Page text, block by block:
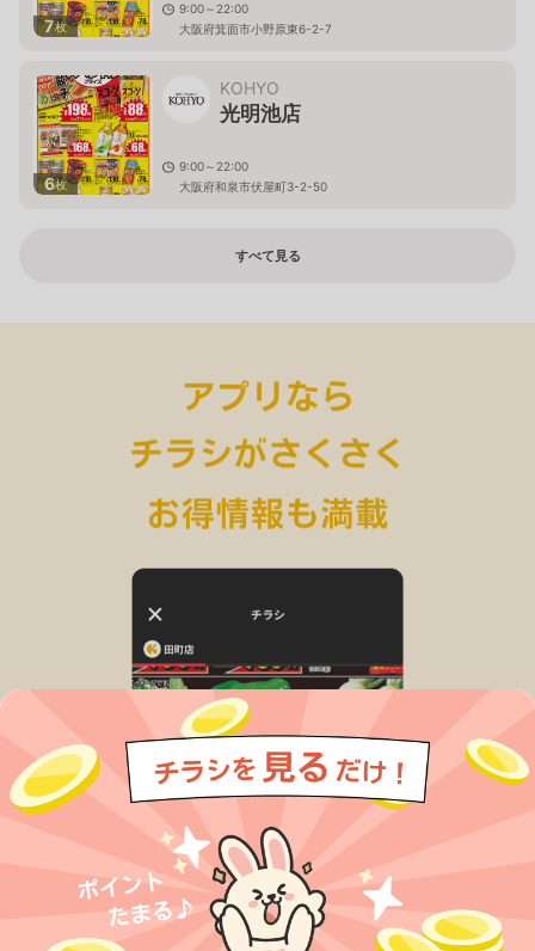
7枚
9:00～22:00
大阪府箕面市小野原東6-2-7
6枚
KOHYO
光明池店
9:00～22:00
大阪府和泉市伏屋町3-2-50
すべて見る